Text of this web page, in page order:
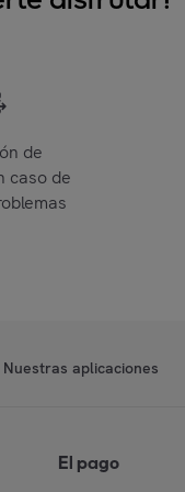
de
caso de
Nuestras aplicaciones
El pago